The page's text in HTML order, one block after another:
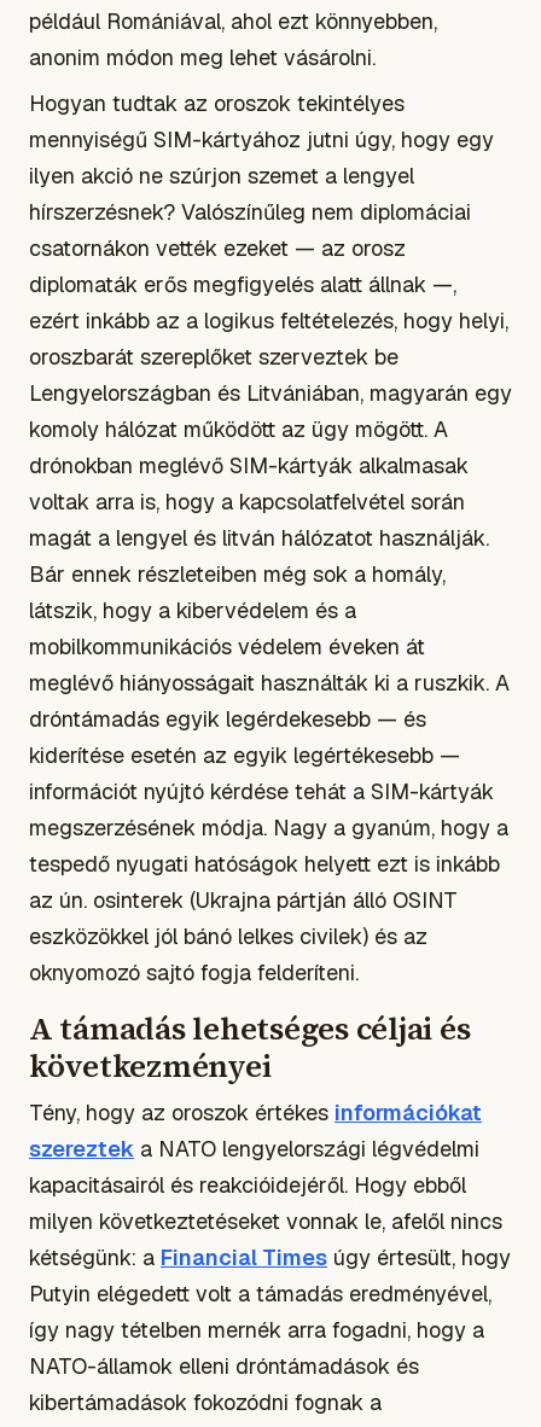
például Romániával, ahol ezt könnyebben,
anonim módon meg lehet vásárolni.
Hogyan tudtak az oroszok tekintélyes
mennyiségű SIM-kártyához jutni úgy, hogy egy
ilyen akció ne szúrjon szemet a lengyel
hírszerzésnek? Valószínűleg nem diplomáciai
csatornákon vették ezeket — az orosz
diplomaták erős megfigyelés alatt állnak —,
ezért inkább az a logikus feltételezés, hogy helyi,
oroszbarát szereplőket szerveztek be
Lengyelországban és Litvániában, magyarán egy
komoly hálózat működött az ügy mögött. A
drónokban meglévő SIM-kártyák alkalmasak
voltak arra is, hogy a kapcsolatfelvétel során
magát a lengyel és litván hálózatot használják.
Bár ennek részleteiben még sok a homály,
látszik, hogy a kibervédelem és a
mobilkommunikációs védelem éveken át
meglévő hiányosságait használták ki a ruszkik. A
dróntámadás egyik legérdekesebb — és
kiderítése esetén az egyik legértékesebb —
információt nyújtó kérdése tehát a SIM-kártyák
megszerzésének módja. Nagy a gyanúm, hogy a
tespedő nyugati hatóságok helyett ezt is inkább
az ún. osinterek (Ukrajna pártján álló OSINT
eszközökkel jól bánó lelkes civilek) és az
oknyomozó sajtó fogja felderíteni.
A támadás lehetséges céljai és
következményei
Tény, hogy az oroszok értékes információkat
szereztek a NATO lengyelországi légvédelmi
kapacitásairól és reakcióidejéről. Hogy ebből
milyen következtetéseket vonnak le, afelől nincs
kétségünk: a Financial Times úgy értesült, hogy
Putyin elégedett volt a támadás eredményével,
így nagy tételben mernék arra fogadni, hogy a
NATO-államok elleni dróntámadások és
kibertámadások fokozódni fognak a